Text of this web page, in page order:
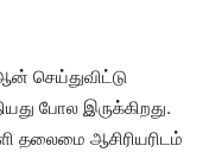
செய்துவிட்டு
போல இருக்கிறது.
தலைமை ஆசிரியரிடம்